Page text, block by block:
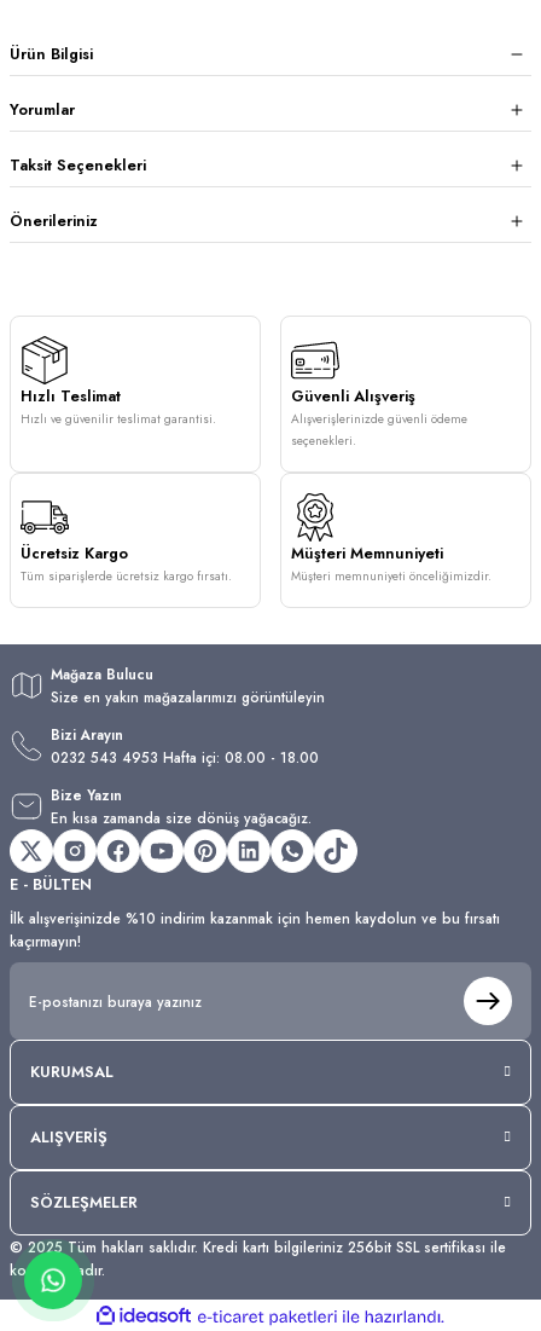
Ürün Bilgisi
Yorumlar
Taksit Seçenekleri
Önerileriniz
Hızlı Teslimat
Hızlı ve güvenilir teslimat garantisi.
Güvenli Alışveriş
Alışverişlerinizde güvenli ödeme
seçenekleri.
Ücretsiz Kargo
Tüm siparişlerde ücretsiz kargo fırsatı.
Müşteri Memnuniyeti
Müşteri memnuniyeti önceliğimizdir.
Mağaza Bulucu
Size en yakın mağazalarımızı görüntüleyin
Bizi Arayın
0232 543 4953 Hafta içi: 08.00 - 18.00
Bize Yazın
En kısa zamanda size dönüş yağacağız.
KURUMSAL
ALIŞVERİŞ
SÖZLEŞMELER
E - BÜLTEN
İlk alışverişinizde %10 indirim kazanmak için hemen kaydolun ve bu fırsatı
kaçırmayın!
© 2025 Tüm hakları saklıdır. Kredi kartı bilgileriniz 256bit SSL sertifikası ile
korunmaktadır.
ideasoft
e-